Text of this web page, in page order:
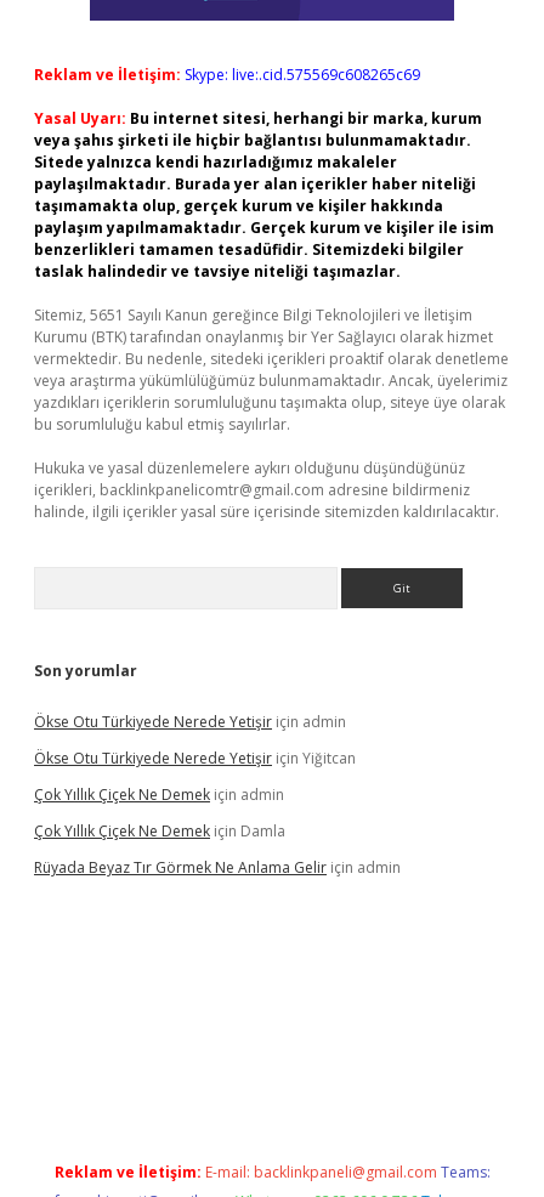
Reklam ve İletişim: Skype: live:.cid.575569c608265c69
Yasal Uyarı: Bu internet sitesi, herhangi bir marka, kurum
veya şahıs şirketi ile hiçbir bağlantısı bulunmamaktadır.
Sitede yalnızca kendi hazırladığımız makaleler
paylaşılmaktadır. Burada yer alan içerikler haber niteliği
taşımamakta olup, gerçek kurum ve kişiler hakkında
paylaşım yapılmamaktadır. Gerçek kurum ve kişiler ile isim
benzerlikleri tamamen tesadüfidir. Sitemizdeki bilgiler
taslak halindedir ve tavsiye niteliği taşımazlar.
Sitemiz, 5651 Sayılı Kanun gereğince Bilgi Teknolojileri ve İletişim
Kurumu (BTK) tarafından onaylanmış bir Yer Sağlayıcı olarak hizmet
vermektedir. Bu nedenle, sitedeki içerikleri proaktif olarak denetleme
veya araştırma yükümlülüğümüz bulunmamaktadır. Ancak, üyelerimiz
yazdıkları içeriklerin sorumluluğunu taşımakta olup, siteye üye olarak
bu sorumluluğu kabul etmiş sayılırlar.
Hukuka ve yasal düzenlemelere aykırı olduğunu düşündüğünüz
içerikleri, backlinkpanelicomtr@gmail.com adresine bildirmeniz
halinde, ilgili içerikler yasal süre içerisinde sitemizden kaldırılacaktır.
Son yorumlar
Ökse Otu Türkiyede Nerede Yetişir için admin
Ökse Otu Türkiyede Nerede Yetişir için Yiğitcan
Çok Yıllık Çiçek Ne Demek için admin
Çok Yıllık Çiçek Ne Demek için Damla
Rüyada Beyaz Tır Görmek Ne Anlama Gelir için admin
Reklam ve İletişim: E-mail: backlinkpaneli@gmail.com Teams: